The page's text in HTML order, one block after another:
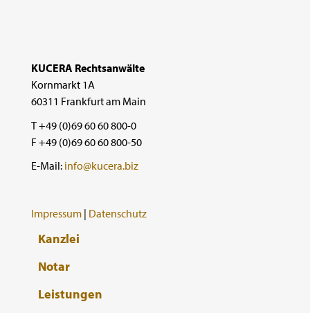
KUCERA Rechtsanwälte
Kornmarkt 1A
60311 Frankfurt am Main
T +49 (0)69 60 60 800-0
F +49 (0)69 60 60 800-50
E-Mail: info@kucera.biz
Impressum | Datenschutz
Kanzlei
Notar
Leistungen